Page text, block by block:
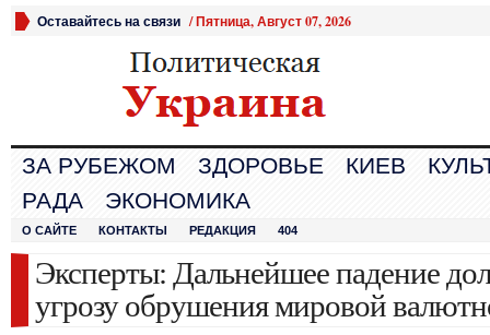
Оставайтесь на связи /Пятница, Август 07, 2026
ЗА РУБЕЖОМ ЗДОРОВЬЕ КИЕВ
РАДА
ЭКОНОМИКА
О САЙТЕ КОНТАКТЫ РЕДАКЦИЯ 404
Эксперты: Дальнейшее падение
угрозу обрушения мировой